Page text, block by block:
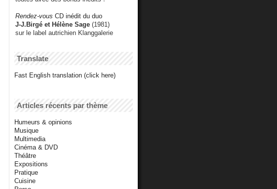
Rendez-vous CD inédit du duo
J-J.Birgé et Hélène Sage (1981)
sur le label autrichien Klanggalerie
Translate
Fast English translation (click here)
Articles récents par thème
Humeurs & opinions
Musique
Multimedia
Cinéma & DVD
Théâtre
Expositions
Pratique
Cuisine